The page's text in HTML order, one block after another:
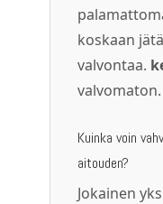
koskaan
valvontaa.
valvomaton.
Kuinka voin
aitouden?
Jokainen